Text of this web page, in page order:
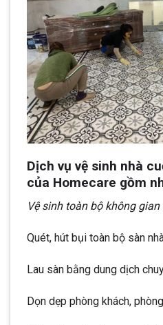
Dịch vụ vệ sinh nhà
của Homecare gồm
Vệ sinh toàn bộ không gian
Quét, hút bụi toàn bộ sàn
Lau sàn bằng dung dịch
Dọn dẹp phòng khách,